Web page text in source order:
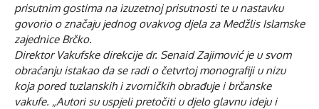
prisutnim gostima na izuzetnoj prisutnosti te u nastavku
govorio o značaju jednog ovakvog djela za Medžlis Islamske
zajednice Brčko.
Direktor Vakufske direkcije dr. Senaid Zajimović je u svom
obraćanju istakao da se radi o četvrtoj monografiji u nizu
koja pored tuzlanskih i zvorničkih obrađuje i brčanske
vakufe. „Autori su uspjeli pretočiti u djelo glavnu ideju i